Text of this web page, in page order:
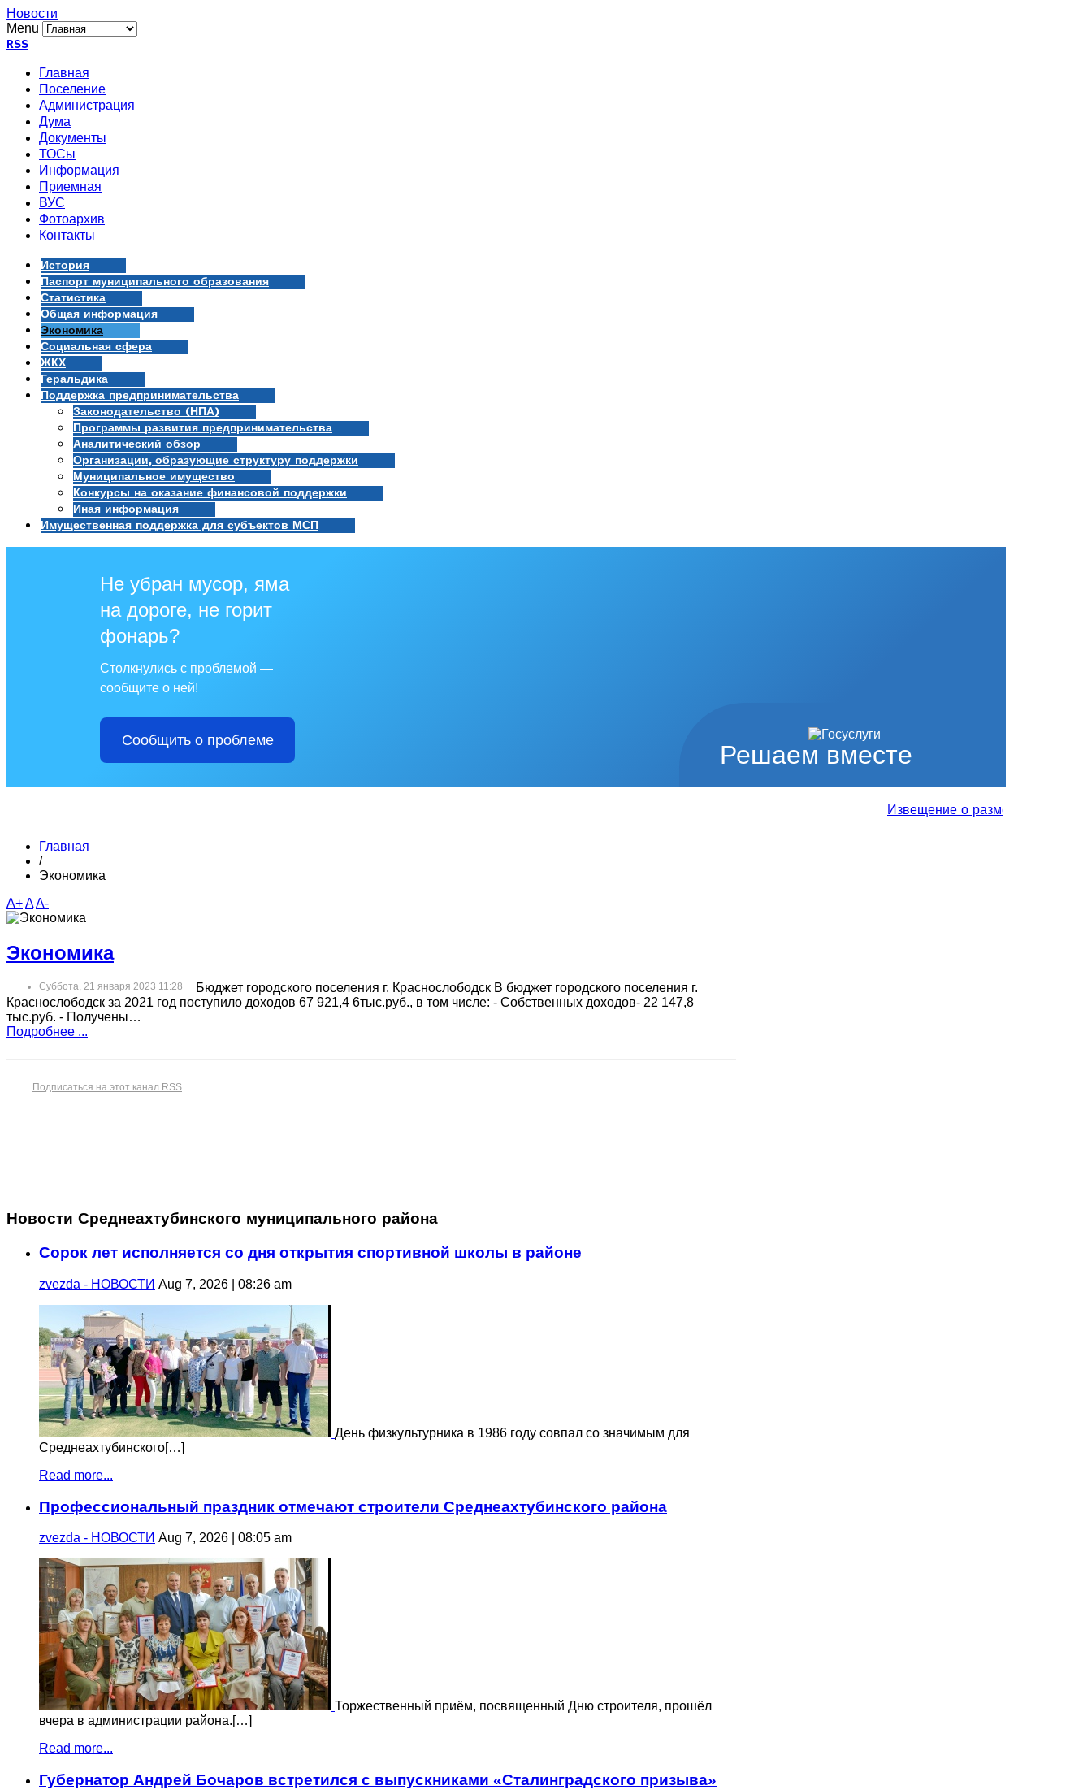
Новости
Menu
RSS
Главная
Поселение
Администрация
Дума
Документы
ТОСы
Информация
Приемная
ВУС
Фотоархив
Контакты
История
Паспорт муниципального образования
Статистика
Общая информация
Экономика
Социальная сфера
ЖКХ
Геральдика
Поддержка предпринимательства
Законодательство (НПА)
Программы развития предпринимательства
Аналитический обзор
Организации, образующие структуру поддержки
Муниципальное имущество
Конкурсы на оказание финансовой поддержки
Иная информация
Имущественная поддержка для субъектов МСП
Решаем вместе
Не убран мусор, яма
на дороге, не горит
фонарь?
Столкнулись с проблемой —
сообщите о ней!
Сообщить о проблеме
Извещение о размещении проекта
Главная
/
Экономика
A+AA-
Экономика
Суббота, 21 января 2023 11:28
Бюджет городского поселения г. Краснослободск В бюджет городского поселения г.
Краснослободск за 2021 год поступило доходов 67 921,4 6тыс.руб., в том числе: - Собственных доходов- 22 147,8
тыс.руб. - Получены…
Подробнее ...
Подписаться на этот канал RSS
Новости Среднеахтубинского муниципального района
Сорок лет исполняется со дня открытия спортивной школы в районе
zvezda - НОВОСТИ Aug 7, 2026 | 08:26 am
День физкультурника в 1986 году совпал со значимым для
Среднеахтубинского[…]
Read more...
Профессиональный праздник отмечают строители Среднеахтубинского района
zvezda - НОВОСТИ Aug 7, 2026 | 08:05 am
Торжественный приём, посвященный Дню строителя, прошёл
вчера в администрации района.[…]
Read more...
Губернатор Андрей Бочаров встретился с выпускниками «Сталинградского призыва»